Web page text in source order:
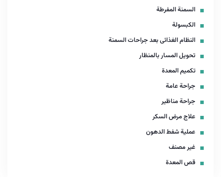
السمنة المفرطة
الكبسولة
النظام الغذائى بعد جراحات السمنة
تحويل المسار بالمنظار
تكميم المعدة
جراحة عامة
جراحة مناظير
علاج مرض السكر
عملية شفط الدهون
غير مصنف
قص المعدة